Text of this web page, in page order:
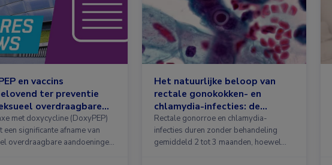
en vaccins
ter preventie
overdraagbare
met doxycycline (DoxyPEP)
een significante afname van
overdraagbare aandoeningen
Het natuurlijke beloop van
rectale gonokokken- en
chlamydia-infecties: de
ExGen-studie
Rectale gonorroe en chlamydia-
infecties duren zonder behandeling
gemiddeld 2 tot 3 maanden, hoewel